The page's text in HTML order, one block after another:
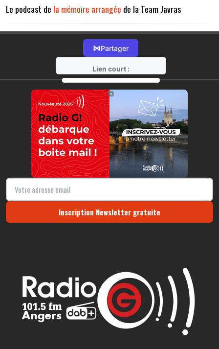
Le podcast de la mémoire arrangée de la Team Javras
⋈Partager
Lien court :
https://radio-g.fr?15736
⧉
Inscription Newsletter gratuite